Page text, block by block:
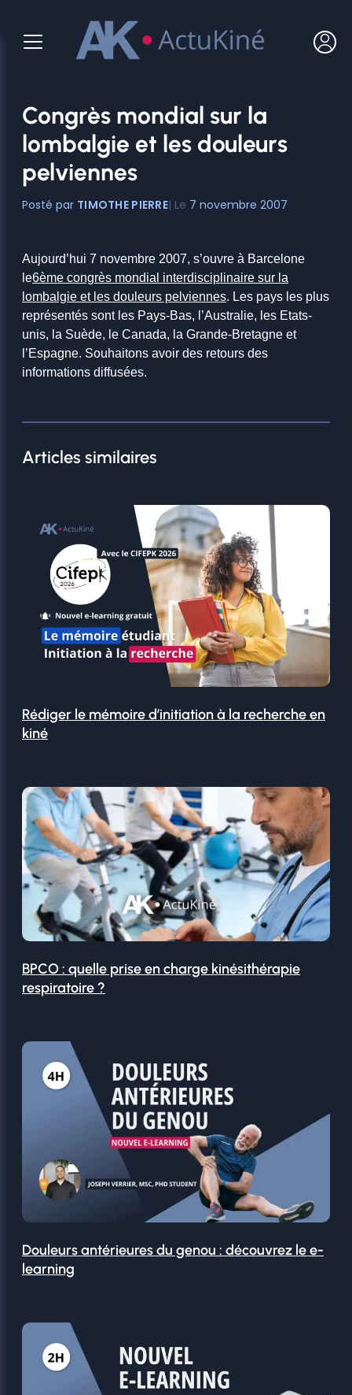
contenu
Congrès mondial sur la
lombalgie et les douleurs
pelviennes
TIMOTHE PIERRE 7 novembre 2007
Aujourd’hui 7 novembre 2007, s’ouvre à Barcelone
le6ème congrès mondial interdisciplinaire sur la
lombalgie et les douleurs pelviennes. Les pays les plus
représentés sont les Pays-Bas, l’Australie, les Etats-
unis, la Suède, le Canada, la Grande-Bretagne et
l’Espagne. Souhaitons avoir des retours des
informations diffusées.
Articles similaires
Rédiger le mémoire d’initiation à la recherche en
kiné
BPCO : quelle prise en charge kinésithérapie
respiratoire ?
Douleurs antérieures du genou : découvrez le e-
learning